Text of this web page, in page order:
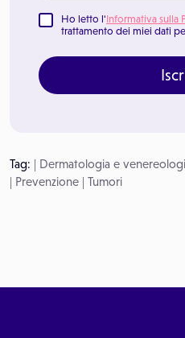
Ho letto l'Informativa sulla
trattamento dei miei dati
Tag: | Dermatologia e
| Prevenzione | Tumori